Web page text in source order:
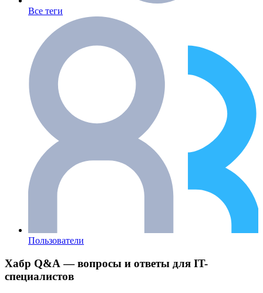
Все теги
Пользователи
Хабр Q&A — вопросы и ответы для IT-
специалистов